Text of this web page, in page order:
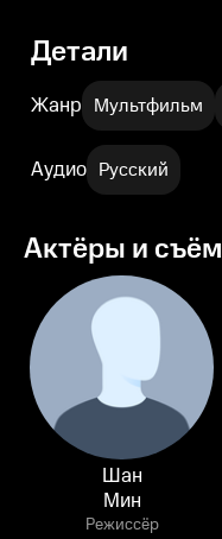
Детали
Жанр Мультфильм
Аудио Русский
Актёры и
Шан
Мин
Режиссёр